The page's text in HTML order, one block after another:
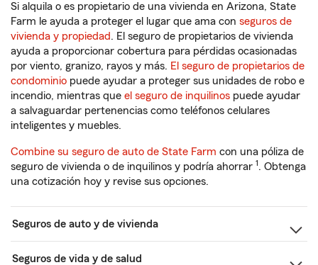
Si alquila o es propietario de una vivienda en Arizona, State
Farm le ayuda a proteger el lugar que ama con seguros de
vivienda y propiedad. El seguro de propietarios de vivienda
ayuda a proporcionar cobertura para pérdidas ocasionadas
por viento, granizo, rayos y más. El seguro de propietarios de
condominio puede ayudar a proteger sus unidades de robo e
incendio, mientras que el seguro de inquilinos puede ayudar
a salvaguardar pertenencias como teléfonos celulares
inteligentes y muebles.
Combine su seguro de auto de State Farm con una póliza de
seguro de vivienda o de inquilinos y podría ahorrar 1. Obtenga
una cotización hoy y revise sus opciones.
Seguros de auto y de vivienda
Seguros de vida y de salud